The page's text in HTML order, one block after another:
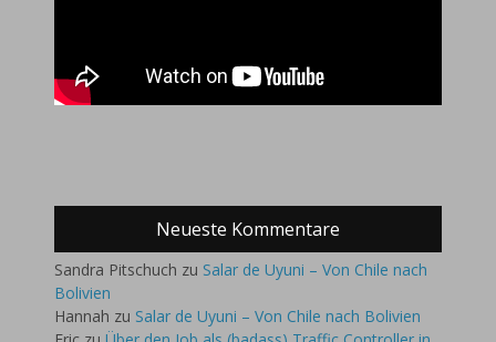
Neueste Kommentare
Sandra Pitschuch zu Salar de Uyuni – Von Chile nach
Bolivien
Hannah zu Salar de Uyuni – Von Chile nach Bolivien